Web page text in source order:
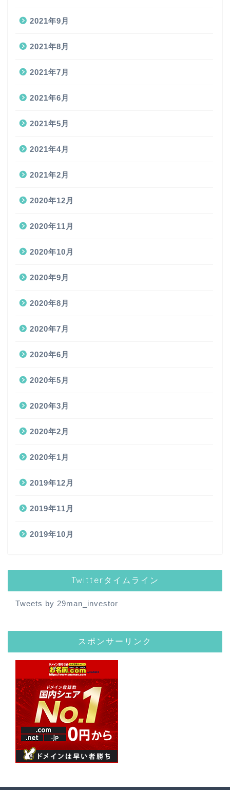
2021年9月
2021年8月
2021年7月
2021年6月
2021年5月
2021年4月
2021年2月
2020年12月
2020年11月
2020年10月
2020年9月
2020年8月
2020年7月
2020年6月
2020年5月
2020年3月
2020年2月
2020年1月
2019年12月
2019年11月
2019年10月
Twitterタイムライン
Tweets by 29man_investor
スポンサーリンク